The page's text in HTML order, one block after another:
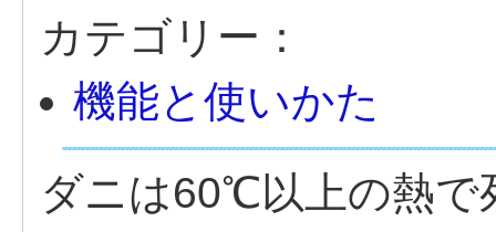
カテゴリー：
機能と使いかた
ダニは60℃以上の熱で